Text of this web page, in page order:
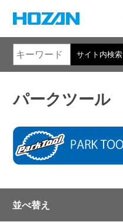
サイト内検索
パークツール
並べ替え